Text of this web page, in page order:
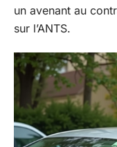
un avenant au
sur l’ANTS.